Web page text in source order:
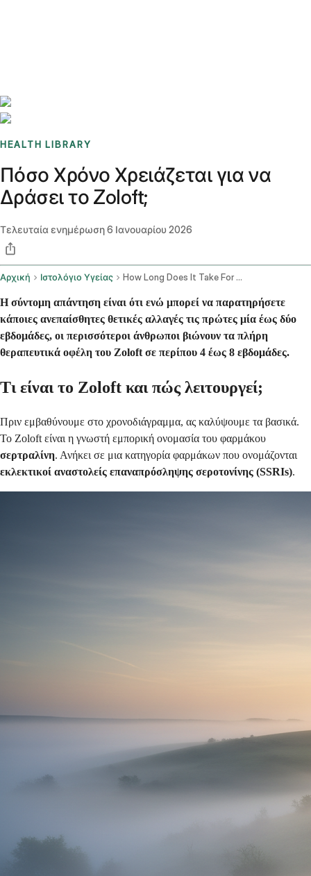
HEALTH LIBRARY
Πόσο Χρόνο Χρειάζεται για να
Δράσει το Zoloft;
Τελευταία ενημέρωση6 Ιανουαρίου 2026
Αρχική Ιστολόγιο Υγείας How Long Does It Take For Zoloft To Work
Η σύντομη απάντηση είναι ότι ενώ μπορεί να παρατηρήσετε
κάποιες ανεπαίσθητες θετικές αλλαγές τις πρώτες μία έως δύο
εβδομάδες, οι περισσότεροι άνθρωποι βιώνουν τα πλήρη
θεραπευτικά οφέλη του Zoloft σε περίπου 4 έως 8 εβδομάδες.
Τι είναι το Zoloft και πώς λειτουργεί;
Πριν εμβαθύνουμε στο χρονοδιάγραμμα, ας καλύψουμε τα βασικά.
Το Zoloft είναι η γνωστή εμπορική ονομασία του φαρμάκου
σερτραλίνη. Ανήκει σε μια κατηγορία φαρμάκων που ονομάζονται
εκλεκτικοί αναστολείς επαναπρόσληψης σεροτονίνης (SSRIs).